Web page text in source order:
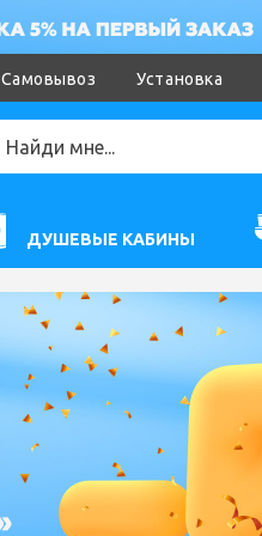
Самовывоз Установка
ДУШЕВЫЕ КАБИНЫ